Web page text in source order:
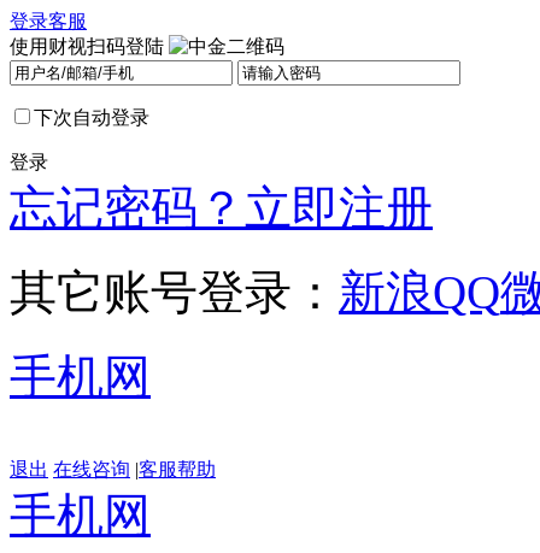
登录客服
使用财视扫码登陆
下次自动登录
登录
忘记密码？ 立即注册
其它账号登录： 新浪QQ
手机网
退出 在线咨询 |客服帮助
手机网